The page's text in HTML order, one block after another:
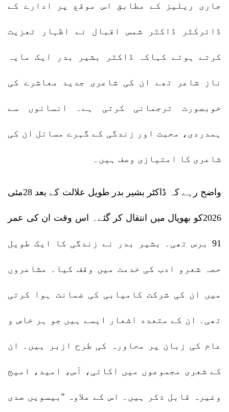
جاری ریلیز کے مطابق اس موقع پر ادارے کے
ڈائرکٹر ڈاکٹر شمس اقبال نے اظہار تعزیت
کرتے ہوئے کہاکہ ڈاکٹر بشیر بدر ایک مایہ
ناز شاعر تھے ان کی شاعری جدید معاشرے کی
خوبصورت ترجمانی کرتی ہے۔ انسانوں سے
ہمدردی، محبت اور زندگی کے گہرے مسائل ان کی
شاعری کا امتیازی وصف ہیں۔
واضح رہے کہ ڈاکٹر بشیر بدر طویل علالت کے بعد 28مئی
2026کو بھوپال میں انتقال کر گئے۔ اس وقت ان کی عمر
91 برس تھی۔ بشیر بدر نے زندگی کا ایک طویل
حصہ شعرو ادب کی خدمت میں وقف کیا۔ مشاعروں
میں ان کی شرکت کامیابی کی ضمانت ہوا کرتی
تھی۔ ان کے متعدد اشعار ایسے ہیں جو ہر خاص و
عام کی زبان پر محاورہ کی طرح ازبر ہیں۔ ان
کے شعری مجموعوں میں اکائی، آس، امید، امیج
وغیرہ قابل ذکر ہیں۔ اس کے علاوہ ''بیسویں صدی